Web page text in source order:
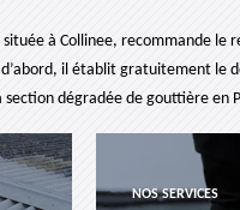
à Collinee, recommande le
il établit gratuitement
dégradée de gouttière en
NOS SERVICES